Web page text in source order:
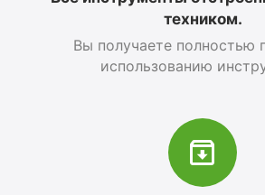
техником.
Вы получаете полностью
использованию